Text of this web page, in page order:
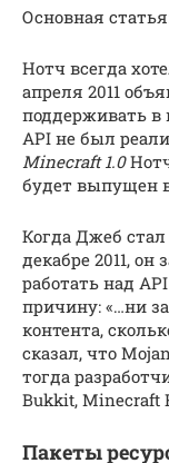
Основная
Нотч всегда
апреля 2011
поддерживать в
API не был
Minecraft 1.0
будет выпущен
Когда Джеб стал
декабре 2011,
работать над
причину: «…ни
контента,
сказал, что
тогда
Bukkit, Minecraft
Пакеты